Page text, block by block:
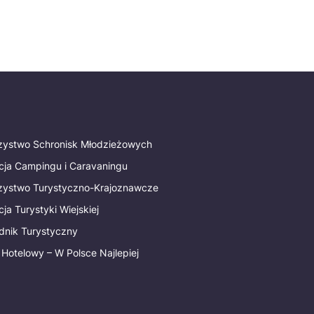
Schronisk Młodzieżowych
Campingu i Caravaningu
Turystyczno-Krajoznawcze
Turystyki Wiejskiej
Turystyczny
– W Polsce Najlepiej